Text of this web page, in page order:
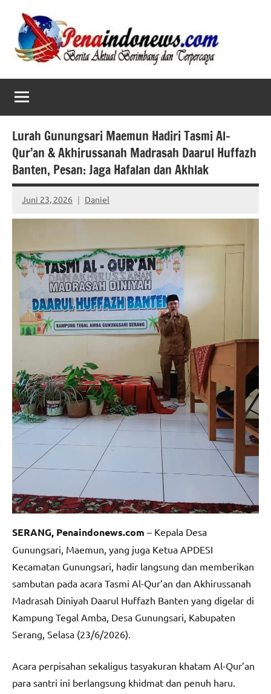
content
Lurah Gunungsari Maemun Hadiri Tasmi Al-
Qur’an & Akhirussanah Madrasah Daarul Huffazh
Banten, Pesan: Jaga Hafalan dan Akhlak
Juni 23, 2026 Daniel
No
comments
SERANG, Penaindonews.com – Kepala Desa
Gunungsari, Maemun, yang juga Ketua APDESI
Kecamatan Gunungsari, hadir langsung dan memberikan
sambutan pada acara Tasmi Al-Qur’an dan Akhirussanah
Madrasah Diniyah Daarul Huffazh Banten yang digelar di
Kampung Tegal Amba, Desa Gunungsari, Kabupaten
Serang, Selasa (23/6/2026).
Acara perpisahan sekaligus tasyakuran khatam Al-Qur’an
para santri ini berlangsung khidmat dan penuh haru.